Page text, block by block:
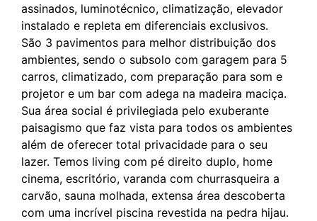
assinados, luminotécnico, climatização, elevador
instalado e repleta em diferenciais exclusivos.
São 3 pavimentos para melhor distribuição dos
ambientes, sendo o subsolo com garagem para 5
carros, climatizado, com preparação para som e
projetor e um bar com adega na madeira maciça.
Sua área social é privilegiada pelo exuberante
paisagismo que faz vista para todos os ambientes
além de oferecer total privacidade para o seu
lazer. Temos living com pé direito duplo, home
cinema, escritório, varanda com churrasqueira a
carvão, sauna molhada, extensa área descoberta
com uma incrível piscina revestida na pedra hijau.